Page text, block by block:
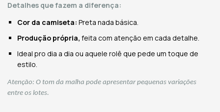
Detalhes que fazem a diferença:
Cor da camiseta: Preta nada básica.
Produção própria, feita com atenção em cada detalhe.
Ideal pro dia a dia ou aquele rolê que pede um toque de
estilo.
Atenção: O tom da malha pode apresentar pequenas variações
entre os lotes.